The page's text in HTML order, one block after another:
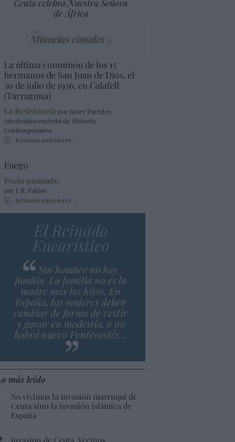
Ceuta celebra Nuestra Señora
de África
Minucias visuales
La última comunión de los 15
hermanos de San Juan de Dios, el
30 de julio de 1936, en Calafell
(Tarragona)
La Resistencia por Javier Paredes,
catedrático emérito de Historia
Contemporánea
Artículos anteriores
Fuego
Poeta pasmado
por J. R. Pablos
Artículos anteriores
El Reinado
Eucarístico
Sin hombre no hay
familia. La familia no es la
madre más los hijos. En
España, las mujeres deben
cambiar de forma de vestir
y ganar en modestia, o no
habrá nuevo Pentecostés…
más leído
No vivimos la invasión marroquí de
Ceuta sino la invasión islámica de
España
Invasión de Ceuta. Vecinos